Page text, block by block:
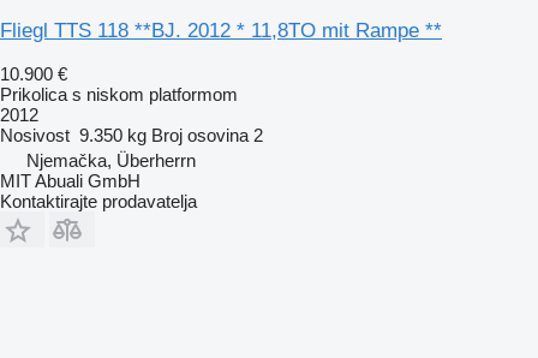
Fliegl TTS 118 **BJ. 2012 * 11,8TO mit Rampe **
10.900 €
Prikolica s niskom platformom
2012
Nosivost 9.350 kg Broj osovina 2
Njemačka, Überherrn
MIT Abuali GmbH
Kontaktirajte prodavatelja